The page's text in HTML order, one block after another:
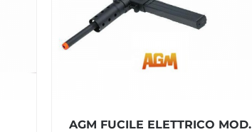
AGM FUCILE ELETTRICO MOD.